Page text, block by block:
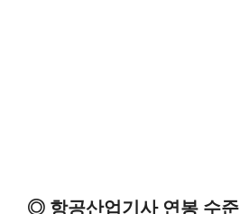
◎ 항공산업기사 연봉 수준